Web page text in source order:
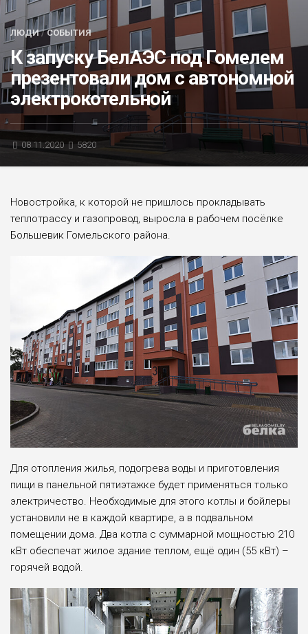
БЛИЦ-ОПРОС
АФИША
ЛЮДИ/СОБЫТИЯ
К запуску БелАЭС под Гомелем
презентовали дом с автономной
электрокотельной
08.11.2020 5820
Новостройка, к которой не пришлось прокладывать
теплотрассу и газопровод, выросла в рабочем посёлке
Большевик Гомельского района.
Для отопления жилья, подогрева воды и приготовления
пищи в панельной пятиэтажке будет применяться только
электричество. Необходимые для этого котлы и бойлеры
установили не в каждой квартире, а в подвальном
помещении дома. Два котла с суммарной мощностью 210
кВт обеспечат жилое здание теплом, ещё один (55 кВт) –
горячей водой.